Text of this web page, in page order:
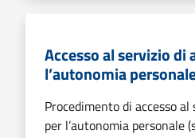
Accesso al servizio di
l’autonomia
Procedimento di accesso
per l’autonomia personale